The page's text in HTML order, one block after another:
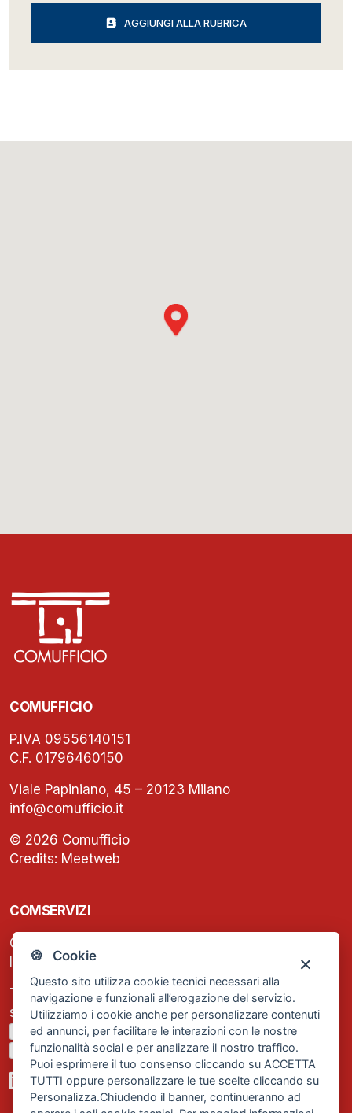
🍪 Cookie
Questo sito utilizza cookie tecnici necessari alla
navigazione e funzionali all’erogazione del servizio.
Utilizziamo i cookie anche per personalizzare contenuti
ed annunci, per facilitare le interazioni con le nostre
funzionalità social e per analizzare il nostro traffico.
Puoi esprimere il tuo consenso cliccando su ACCETTA
TUTTI oppure personalizzare le tue scelte cliccando su
Personalizza.Chiudendo il banner, continueranno ad
AGGIUNGI ALLA RUBRICA
COMUFFICIO
P.IVA 09556140151
C.F. 01796460150
Viale Papiniano, 45 – 20123 Milano
info@comufficio.it
© 2026 Comufficio
Credits: Meetweb
COMSERVIZI
C.F. e P.IVA: 13474420158
Iscrizione REA Milano n. 1656740
Tel. +39 02 2838 1307
segreteria@comservizi.eu
Privacy Policy
Cookie Policy